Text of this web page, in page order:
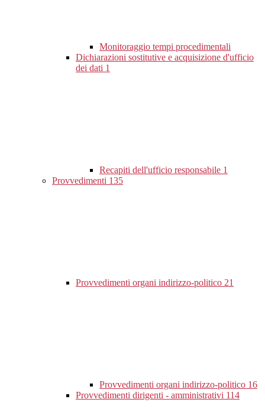
Monitoraggio tempi procedimentali
Dichiarazioni sostitutive e acquisizione d'ufficio
dei dati 1
Recapiti dell'ufficio responsabile 1
Provvedimenti 135
Provvedimenti organi indirizzo-politico 21
Provvedimenti organi indirizzo-politico 16
Provvedimenti dirigenti - amministrativi 114